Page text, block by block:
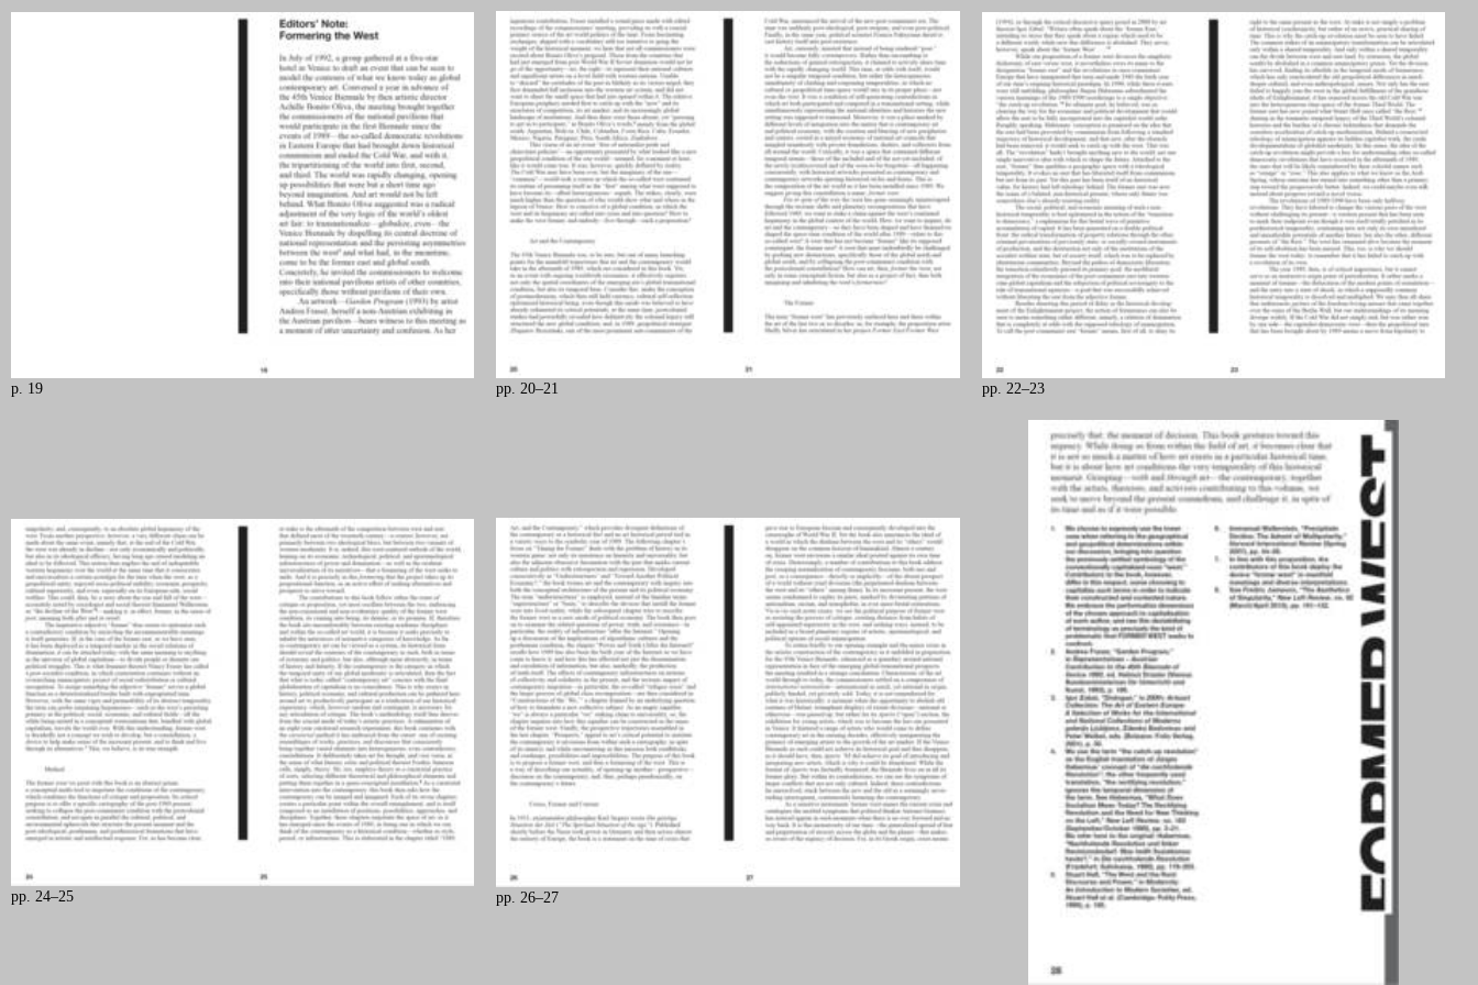
p. 19 pp. 20–21 pp. 22–23
pp. 24–25 pp. 26–27